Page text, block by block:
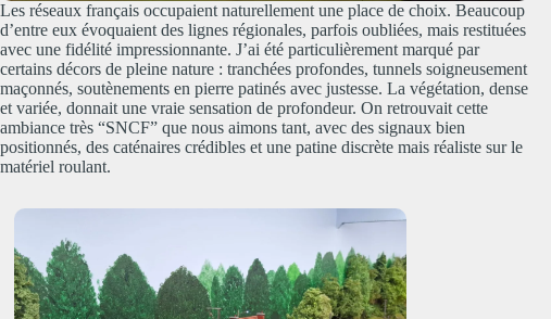
Les réseaux français occupaient naturellement une place de choix. Beaucoup
d’entre eux évoquaient des lignes régionales, parfois oubliées, mais restituées
avec une fidélité impressionnante. J’ai été particulièrement marqué par
certains décors de pleine nature : tranchées profondes, tunnels soigneusement
maçonnés, soutènements en pierre patinés avec justesse. La végétation, dense
et variée, donnait une vraie sensation de profondeur. On retrouvait cette
ambiance très “SNCF” que nous aimons tant, avec des signaux bien
positionnés, des caténaires crédibles et une patine discrète mais réaliste sur le
matériel roulant.